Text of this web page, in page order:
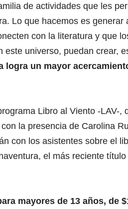
de actividades que les
Lo que hacemos es generar
con la literatura y que
universo, puedan crear,
logra un mayor
Libro al Viento -LAV-,
la presencia de Carolina
con los asistentes sobre el
el más reciente título
mayores de 13 años, de